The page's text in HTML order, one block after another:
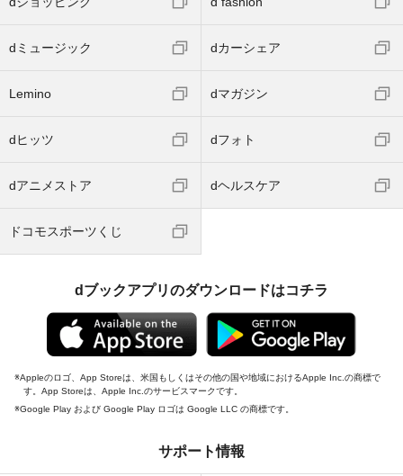
dミュージック dカーシェア
Lemino dマガジン
dヒッツ dフォト
dアニメストア dヘルスケア
ドコモスポーツくじ
dブックアプリのダウンロードはコチラ
Appleのロゴ、App Storeは、米国もしくはその他の国や地域におけるApple Inc.の商標で
す。App Storeは、Apple Inc.のサービスマークです。
Google Play および Google Play ロゴは Google LLC の商標です。
サポート情報